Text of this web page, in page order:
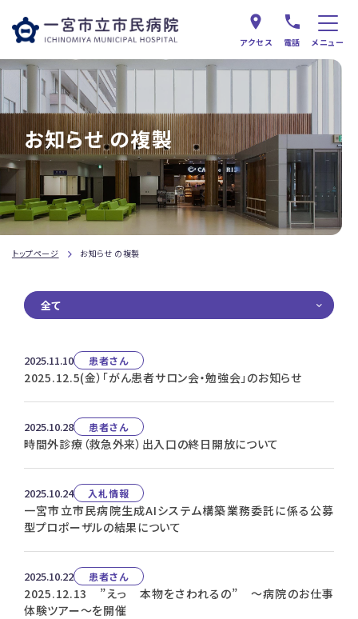
アクセス 電話 メニュー
お知らせ の複製
トップページ お知らせ の複製
2025.11.10 患者さん
2025.12.5(金）「がん患者サロン会・勉強会」のお知らせ
2025.10.28 患者さん
時間外診療（救急外来）出入口の終日開放について
2025.10.24 入札情報
一宮市立市民病院生成AIシステム構築業務委託に係る公募
型プロポーザルの結果について
2025.10.22 患者さん
2025.12.13 ”えっ 本物をさわれるの” ～病院のお仕事
体験ツアー～を開催